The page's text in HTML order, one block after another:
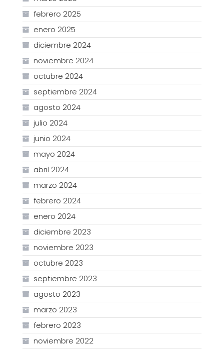
febrero 2025
enero 2025
diciembre 2024
noviembre 2024
octubre 2024
septiembre 2024
agosto 2024
julio 2024
junio 2024
mayo 2024
abril 2024
marzo 2024
febrero 2024
enero 2024
diciembre 2023
noviembre 2023
octubre 2023
septiembre 2023
agosto 2023
marzo 2023
febrero 2023
noviembre 2022